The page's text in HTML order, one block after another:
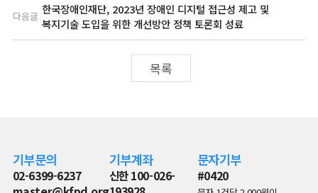
다음글 한국장애인재단, 2023년 장애인 디지털 접근성 제고 및
복지기술 도입을 위한 개선방안 정책 토론회 성료
목록
기부문의
02-6399-6237
기부계좌
신한 100-026-
문자기부
#0420